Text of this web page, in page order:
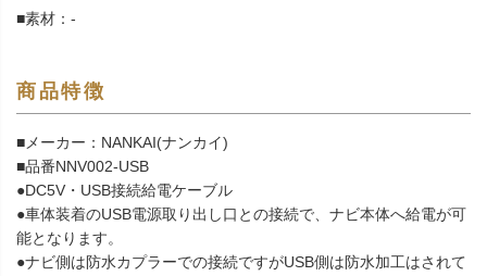
■素材：-
商品特徴
■メーカー：NANKAI(ナンカイ)
■品番NNV002-USB
●DC5V・USB接続給電ケーブル
●車体装着のUSB電源取り出し口との接続で、ナビ本体へ給電が可
能となります。
●ナビ側は防水カプラーでの接続ですがUSB側は防水加工はされて